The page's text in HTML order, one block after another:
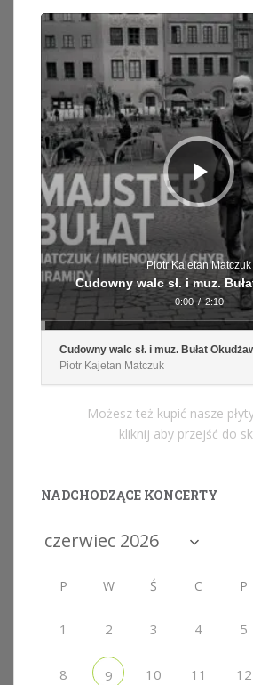
Odtwarzacz
dźwiękowych
Piotr Kajetan Matczuk
Cudowny walc sł. i muz.
0:00 / 2:10
Cudowny walc sł. i muz. Bułat
Piotr Kajetan Matczuk
Możesz też kupić nasze
kliknij aby przejść do
NADCHODZĄCE KONCERTY
P W Ś C P
1 2 3 4 5
8 9 10 11 12